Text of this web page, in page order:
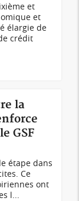
et
et
élargie de
crédit
la
GSF
étape dans
Ce
ont
l...